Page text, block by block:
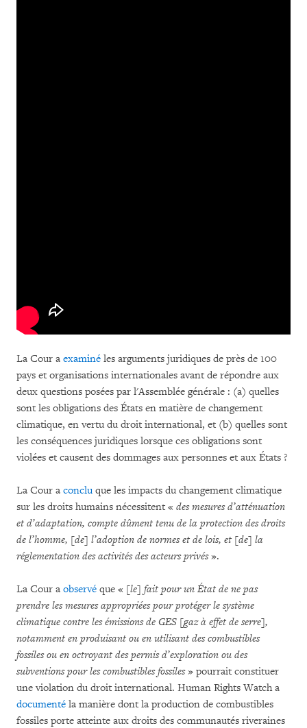
La Cour a examiné les arguments juridiques de près de 100
pays et organisations internationales avant de répondre aux
deux questions posées par l'Assemblée générale : (a) quelles
sont les obligations des États en matière de changement
climatique, en vertu du droit international, et (b) quelles sont
les conséquences juridiques lorsque ces obligations sont
violées et causent des dommages aux personnes et aux États ?
La Cour a concluque les impacts du changement climatique
sur les droits humains nécessitent « des mesures d’atténuation
et d’adaptation, compte dûment tenu de la protection des droits
de l’homme, [de] l’adoption de normes et de lois, et [de] la
réglementation des activités des acteurs privés».
La Cour a observé que « [le] fait pour un État de ne pas
prendre les mesures appropriées pour protéger le système
climatique contre les émissions de GES [gaz à effet de serre],
notamment en produisant ou en utilisant des combustibles
fossiles ou en octroyant des permis d’exploration ou des
subventions pour les combustibles fossiles» pourrait constituer
une violation du droit international. Human Rights Watch a
documenté la manière dont la production de combustibles
fossiles porte atteinte aux droits des communautés riveraines